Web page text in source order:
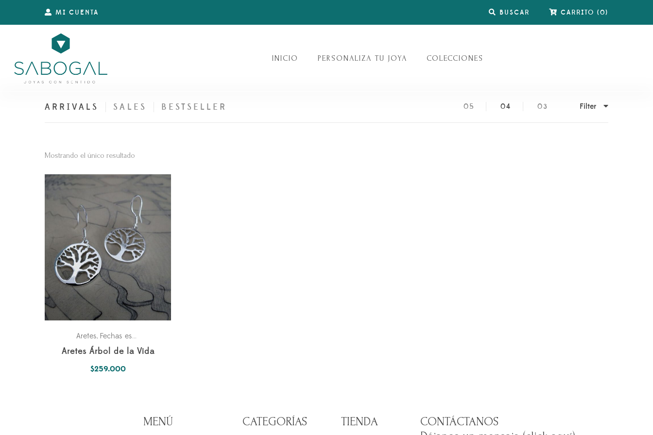
MI CUENTA BUSCAR CARRITO (0)
INICIO PERSONALIZA TU JOYA COLECCIONES
ARRIVALS SALES BESTSELLER 05 04 03 Filter
Mostrando el único resultado
Aretes, Fechas especiales
Aretes Árbol de la Vida
$259.000
MENÚ CATEGORÍAS TIENDA
CONTÁCTANOS